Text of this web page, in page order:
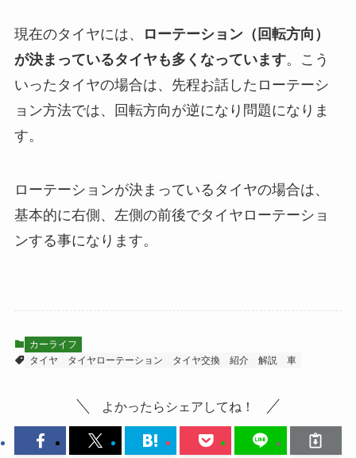
現在のタイヤには、
ローテーション（回転方向）
が決まっているタイヤも多くなっています。こう
いったタイヤの場合は、先程お話したローテーシ
ョン方法では、回転方向が逆になり問題になりま
す。
ローテーションが決まっているタイヤの場合は、
基本的に右側、左側の前後でタイヤローテーショ
ンする事になります。
カーライフ
タイヤ
タイヤローテーション タイヤ交換 紹介 解説 車
よかったらシェアしてね！